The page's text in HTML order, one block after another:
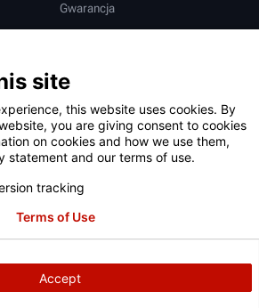
Gwarancja
Polityka prywatności
Engineering Company.
zastrzeżone.
site
this website uses cookies. By
you are giving consent to cookies
on cookies and how we use them,
statement and our terms of use.
tracking
Accept
Terms of Use